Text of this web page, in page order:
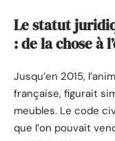
Le statut
: de la chose à
Jusqu’en 2015,
française, figurait
meubles. Le code
que l’on pouvait